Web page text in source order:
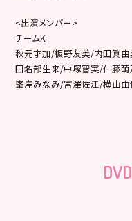
<出演メンバー>
チームK
秋元才加/板野友美/内田眞
田名部生来/中塚智実/仁藤
峯岸みなみ/宮澤佐江/横山